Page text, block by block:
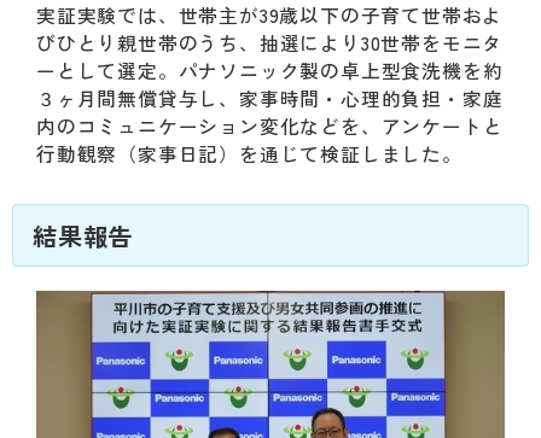
実証実験では、世帯主が39歳以下の子育て世帯およ
びひとり親世帯のうち、抽選により30世帯をモニタ
ーとして選定。パナソニック製の卓上型食洗機を約
３ヶ月間無償貸与し、家事時間・心理的負担・家庭
内のコミュニケーション変化などを、アンケートと
行動観察（家事日記）を通じて検証しました。
結果報告